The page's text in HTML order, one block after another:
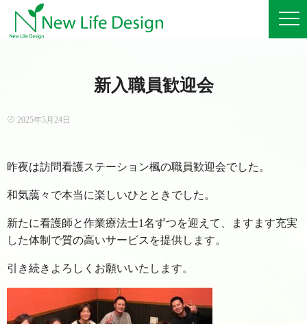
新入職員歓迎会
2025年5月24日
昨夜は訪問看護ステーション楓の職員歓迎会でした。
和気藹々で本当に楽しいひとときでした。
新たに看護師と作業療法士1名ずつを迎えて、ますます充実
した体制で質の高いサービスを提供します。
引き続きよろしくお願いいたします。